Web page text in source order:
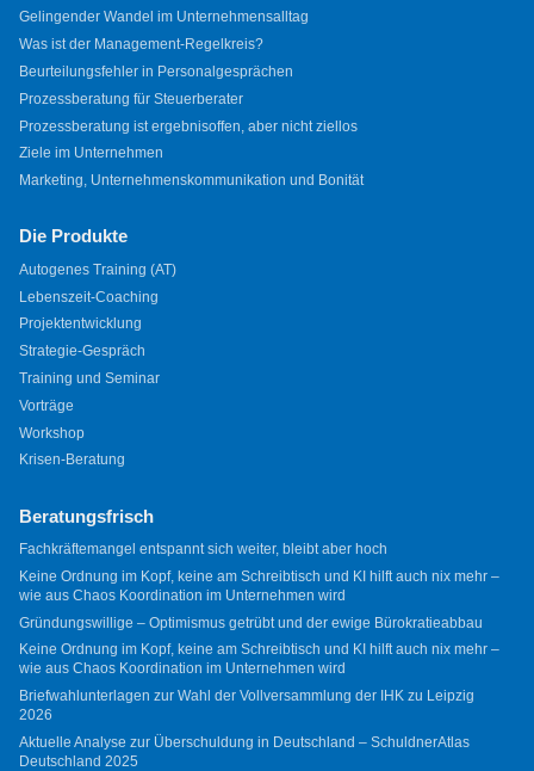
Gelingender Wandel im Unternehmensalltag
Was ist der Management-Regelkreis?
Beurteilungsfehler in Personalgesprächen
Prozessberatung für Steuerberater
Prozessberatung ist ergebnisoffen, aber nicht ziellos
Ziele im Unternehmen
Marketing, Unternehmenskommunikation und Bonität
Die Produkte
Autogenes Training (AT)
Lebenszeit-Coaching
Projektentwicklung
Strategie-Gespräch
Training und Seminar
Vorträge
Workshop
Krisen-Beratung
Beratungsfrisch
Fachkräftemangel entspannt sich weiter, bleibt aber hoch
Keine Ordnung im Kopf, keine am Schreibtisch und KI hilft auch nix mehr –
wie aus Chaos Koordination im Unternehmen wird
Gründungswillige – Optimismus getrübt und der ewige Bürokratieabbau
Keine Ordnung im Kopf, keine am Schreibtisch und KI hilft auch nix mehr –
wie aus Chaos Koordination im Unternehmen wird
Briefwahlunterlagen zur Wahl der Vollversammlung der IHK zu Leipzig
2026
Aktuelle Analyse zur Überschuldung in Deutschland – SchuldnerAtlas
Deutschland 2025